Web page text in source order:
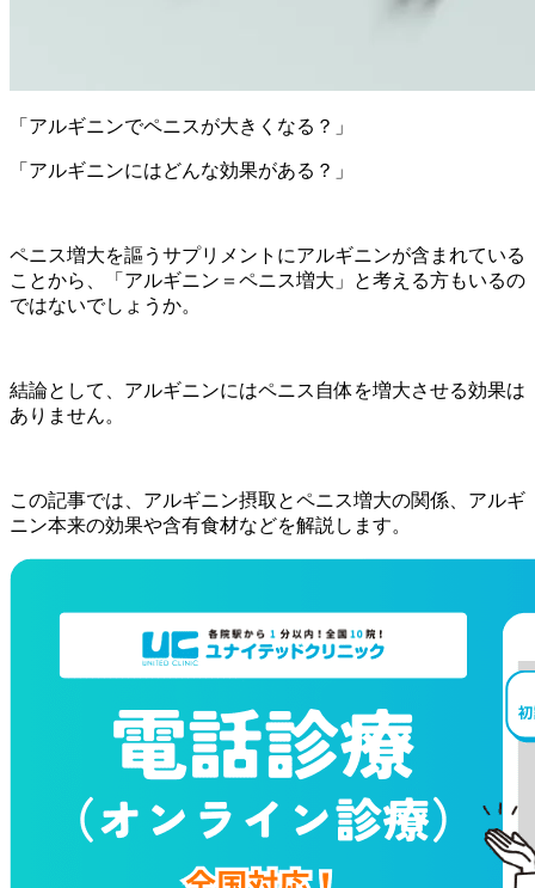
「アルギニンでペニスが大きくなる？」
「アルギニンにはどんな効果がある？」
ペニス増大を謳うサプリメントにアルギニンが含まれている
ことから、「アルギニン＝ペニス増大」と考える方もいるの
ではないでしょうか。
結論として、アルギニンにはペニス自体を増大させる効果は
ありません。
この記事では、アルギニン摂取とペニス増大の関係、アルギ
ニン本来の効果や含有食材などを解説します。